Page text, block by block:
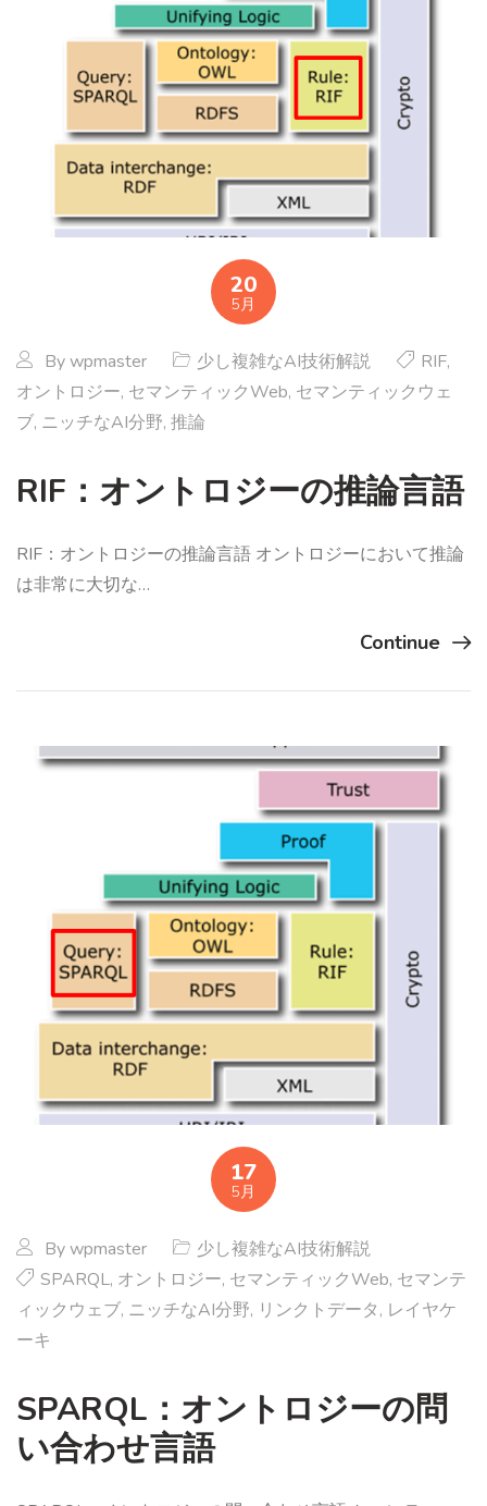
20
5月
Bywpmaster 少し複雑なAI技術解説 RIF,
オントロジー, セマンティックWeb, セマンティックウェ
ブ, ニッチなAI分野, 推論
RIF：オントロジーの推論言語
RIF：オントロジーの推論言語 オントロジーにおいて推論
は非常に大切な…
Continue
17
5月
Bywpmaster
少し複雑なAI技術解説
SPARQL, オントロジー, セマンティックWeb, セマンテ
ィックウェブ, ニッチなAI分野, リンクトデータ, レイヤケ
ーキ
SPARQL：オントロジーの問
い合わせ言語